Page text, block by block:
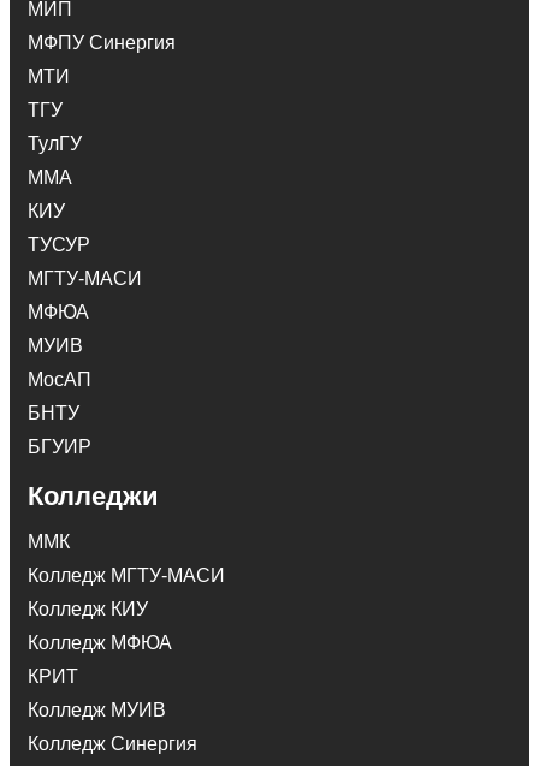
МИП
МФПУ Синергия
МТИ
ТГУ
ТулГУ
ММА
КИУ
ТУСУР
МГТУ-МАСИ
МФЮА
МУИВ
МосАП
БНТУ
БГУИР
Колледжи
ММК
Колледж МГТУ-МАСИ
Колледж КИУ
Колледж МФЮА
КРИТ
Колледж МУИВ
Колледж Синергия